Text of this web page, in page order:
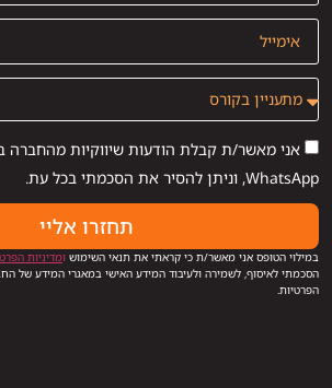
WhatsApp, וניתן להסיר את הסכמתי בכל עת.
תחזרו אליי
במילוי הטופס אני מאשר/ת כי קראתי את תנאי השימוש ומדיניות
הסכמתי לאיסוף, לשמירה ולעיבוד המידע האישי במאגרי המידע של
הפרטיות.